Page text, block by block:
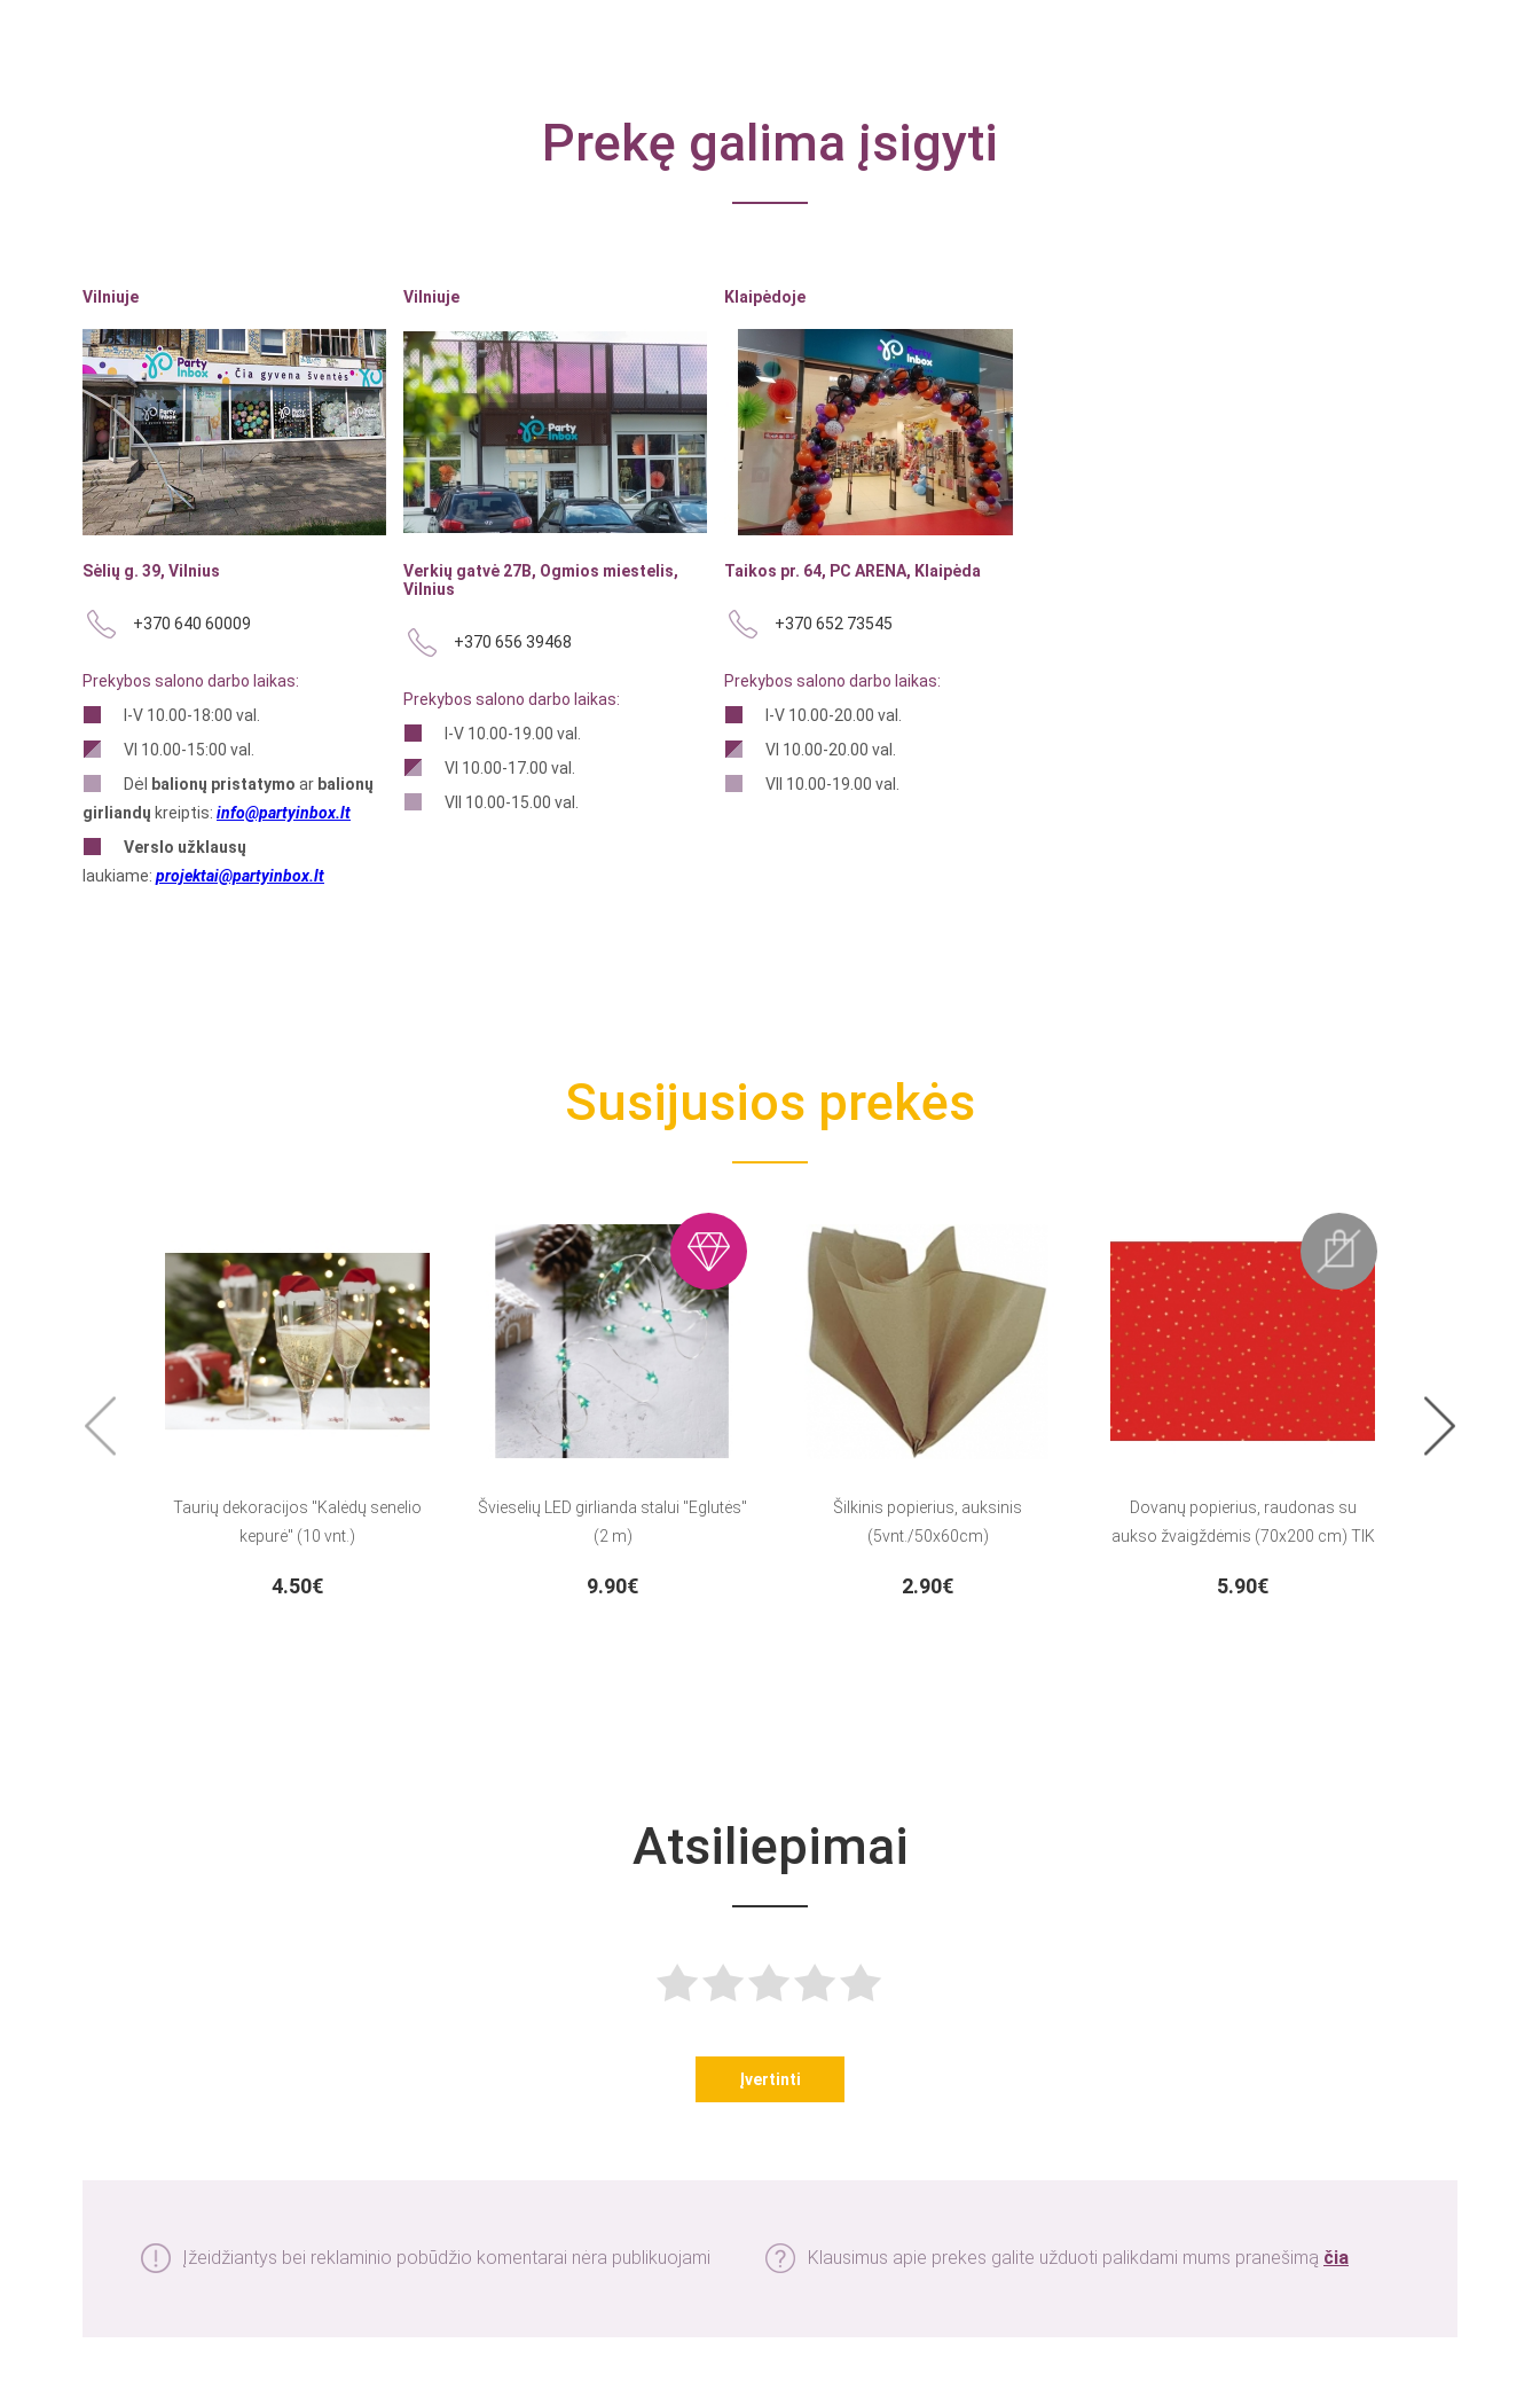
Prekę galima įsigyti
Vilniuje
Sėlių g. 39, Vilnius
+370 640 60009
Prekybos salono darbo laikas:
I-V 10.00-18:00 val.
VI 10.00-15:00 val.
Dėl
balionų pristatymo ar balionų
girliandų kreiptis: info@partyinbox.lt
Verslo užklausų
laukiame: projektai@partyinbox.lt
Vilniuje
Verkių gatvė 27B, Ogmios miestelis,
Vilnius
+370 656 39468
Prekybos salono darbo laikas:
I-V 10.00-19.00 val.
VI 10.00-17.00 val.
VII 10.00-15.00 val.
Klaipėdoje
Taikos pr. 64, PC ARENA, Klaipėda
+370 652 73545
Prekybos salono darbo laikas:
I-V 10.00-20.00 val.
VI 10.00-20.00 val.
VII 10.00-19.00 val.
Susijusios prekės
Taurių dekoracijos "Kalėdų senelio
kepurė" (10 vnt.)
4.50€
Švieselių LED girlianda stalui "Eglutės"
(2 m)
9.90€
Šilkinis popierius, auksinis
(5vnt./50x60cm)
2.90€
Dovanų popierius, raudonas su
aukso žvaigždėmis (70x200 cm) TIK
5.90€
Atsiliepimai
Įvertinti
Įžeidžiantys bei reklaminio pobūdžio komentarai nėra publikuojami Klausimus apie prekes galite užduoti palikdami mums pranešimą čia